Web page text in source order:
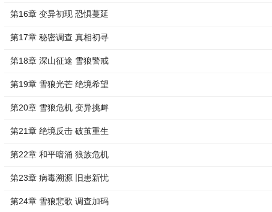
第16章 变异初现 恐惧蔓延
第17章 秘密调查 真相初寻
第18章 深山征途 雪狼警戒
第19章 雪狼光芒 绝境希望
第20章 雪狼危机 变异挑衅
第21章 绝境反击 破茧重生
第22章 和平暗涌 狼族危机
第23章 病毒溯源 旧患新忧
第24章 雪狼悲歌 调查加码